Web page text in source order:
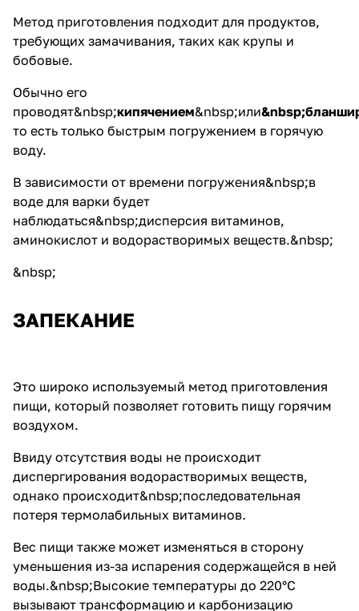
Метод приготовления подходит для продуктов,
требующих замачивания, таких как крупы и
бобовые.
Обычно его
проводят&nbsp;кипячением&nbsp;или&nbsp;
то есть только быстрым погружением в горячую
воду.
В зависимости от времени погружения&nbsp;в
воде для варки будет
наблюдаться&nbsp;дисперсия витаминов,
аминокислот и водорастворимых веществ.&nbsp;
&nbsp;
ЗАПЕКАНИЕ
Это широко используемый метод приготовления
пищи, который позволяет готовить пищу горячим
воздухом.
Ввиду отсутствия воды не происходит
диспергирования водорастворимых веществ,
однако происходит&nbsp;последовательная
потеря термолабильных витаминов.
Вес пищи также может изменяться в сторону
уменьшения из-за испарения содержащейся в ней
воды.&nbsp;Высокие температуры до 220°С
вызывают трансформацию и карбонизацию